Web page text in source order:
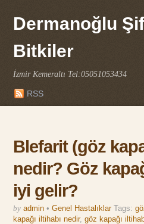
Dermanoğlu
Bitkiler
İzmir Kemeraltı Tel:05051053434
RSS
Blefarit (göz
nedir? Göz
iyi gelir?
by admin • Genel Hastalıklar Tags:
kapağı iltihabı nedir,göz kapağı